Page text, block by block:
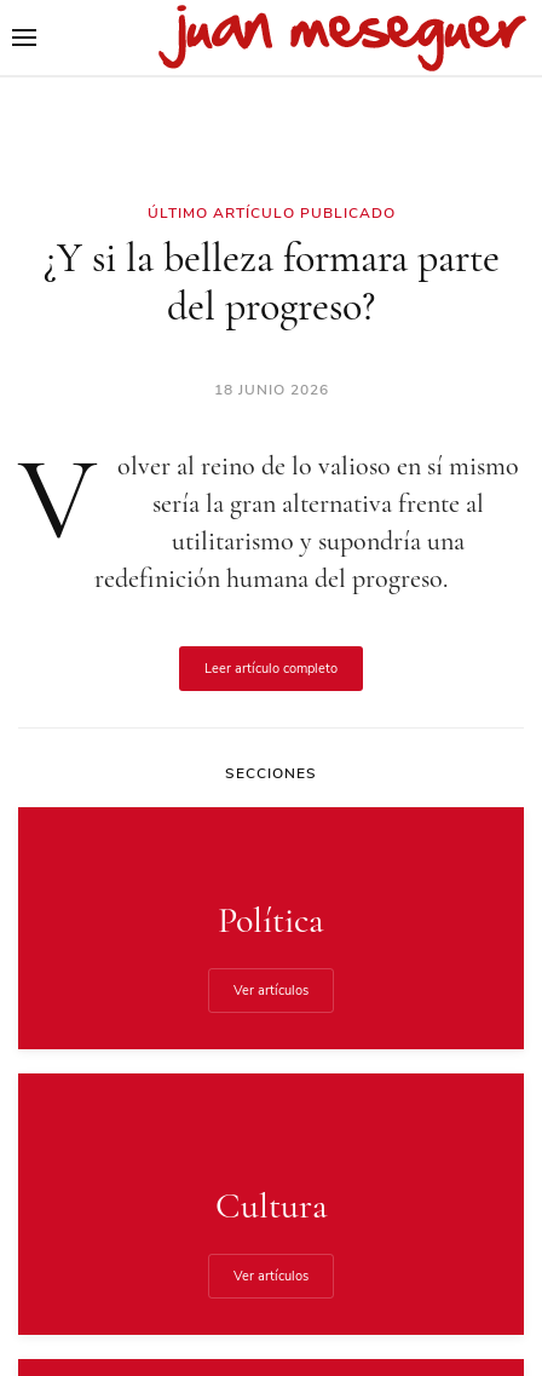
ÚLTIMO ARTÍCULO PUBLICADO
¿Y si la belleza formara parte
del progreso?
18 JUNIO 2026
V
olver al reino de lo valioso en sí mismo
sería la gran alternativa frente al
utilitarismo y supondría una
redefinición humana del progreso.
Leer artículo completo
SECCIONES
Política
Ver artículos
Cultura
Ver artículos